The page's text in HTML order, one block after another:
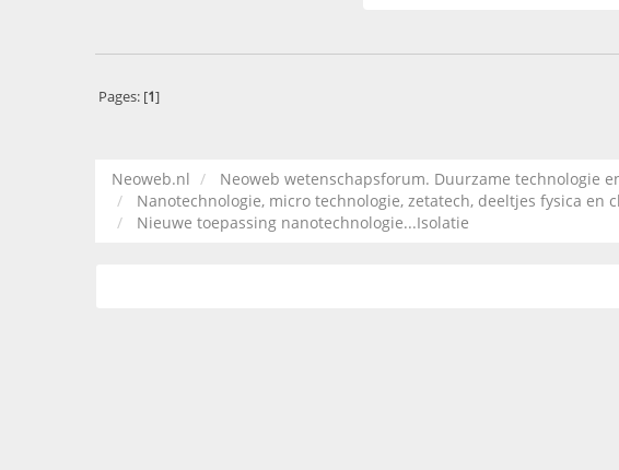
Pages: [1]
Neoweb.nl
Neoweb wetenschapsforum. Duurzame technologie
Nanotechnologie, micro technologie, zetatech, deeltjes fysica en
Nieuwe toepassing nanotechnologie...Isolatie